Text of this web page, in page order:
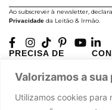
Valorizamos a
Utilizamos cookies para
Ao subscrever à newsletter,
Privacidade da Leitão & Irmão.
PRECISA DE
A minha conta